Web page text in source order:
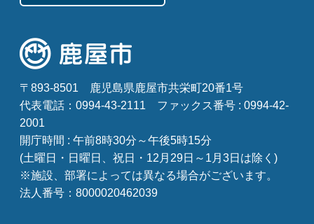
〒893-8501
鹿児島県鹿屋市共栄町20番1号
代表電話：0994-43-2111
ファックス番号 : 0994-42-
2001
開庁時間 : 午前8時30分～午後5時15分
(土曜日・日曜日、祝日・12月29日～1月3日は除く)
※施設、部署によっては異なる場合がございます。
法人番号：8000020462039